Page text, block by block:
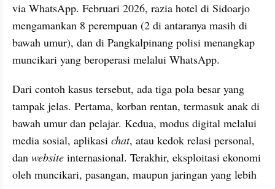
via WhatsApp. Februari 2026, razia hotel di Sidoarjo
mengamankan 8 perempuan (2 di antaranya masih di
bawah umur), dan di Pangkalpinang polisi menangkap
muncikari yang beroperasi melalui WhatsApp.
Dari contoh kasus tersebut, ada tiga pola besar yang
tampak jelas. Pertama, korban rentan, termasuk anak di
bawah umur dan pelajar. Kedua, modus digital melalui
media sosial, aplikasi chat, atau kedok relasi personal,
dan website internasional. Terakhir, eksploitasi ekonomi
oleh muncikari, pasangan, maupun jaringan yang lebih